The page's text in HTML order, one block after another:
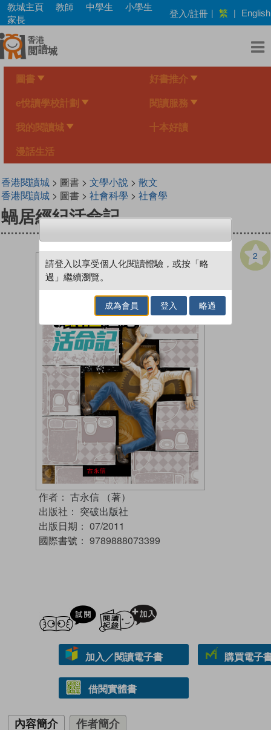
Skip
main
content
教城主頁 教師 中學生
小學生
家長
登入/註冊 | 繁 | English
圖書 好書推介
e悅讀學校計劃 閱讀服務
我的閱讀城 十本好讀
漫話生活
香港閱讀城> 圖書 > 文學小說 > 散文
香港閱讀城> 圖書 > 社會科學 > 社會學
蝸居經紀活命記
2
作者： 古永信 （著）
出版社： 突破出版社
出版日期： 07/2011
國際書號： 9789888073399
試閲
加入／閱讀電子書 購買電子
借閱實體書
內容簡介 作者簡介
請登入以享受個人化閱讀體驗，或按「略
過」繼續瀏覽。
成為會員 登入 略過